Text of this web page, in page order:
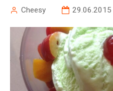
Cheesy 29.06.2015